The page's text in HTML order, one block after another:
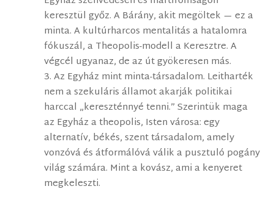
keresztül győz. A Bárány, akit megöltek — ez a
minta. A kultúrharcos mentalitás a hatalomra
fókuszál, a Theopolis-modell a Keresztre. A
végcél ugyanaz, de az út gyökeresen más.
3. Az Egyház mint minta-társadalom. Leitharték
nem a szekuláris államot akarják politikai
harccal „kereszténnyé tenni.” Szerintük maga
az Egyház a theopolis, Isten városa: egy
alternatív, békés, szent társadalom, amely
vonzóvá és átformálóvá válik a pusztuló pogány
világ számára. Mint a kovász, ami a kenyeret
megkeleszti.